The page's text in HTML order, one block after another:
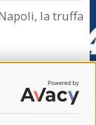
la truffa
in mare
incontro